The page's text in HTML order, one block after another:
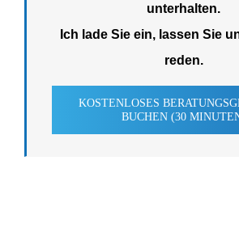
unterhalten.
Ich lade Sie ein, lassen Sie
reden.
KOSTEN­LOSES
BUCHEN (30